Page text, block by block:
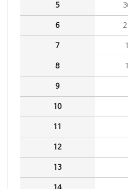
5
6
7
8
9
10
11
12
13
14